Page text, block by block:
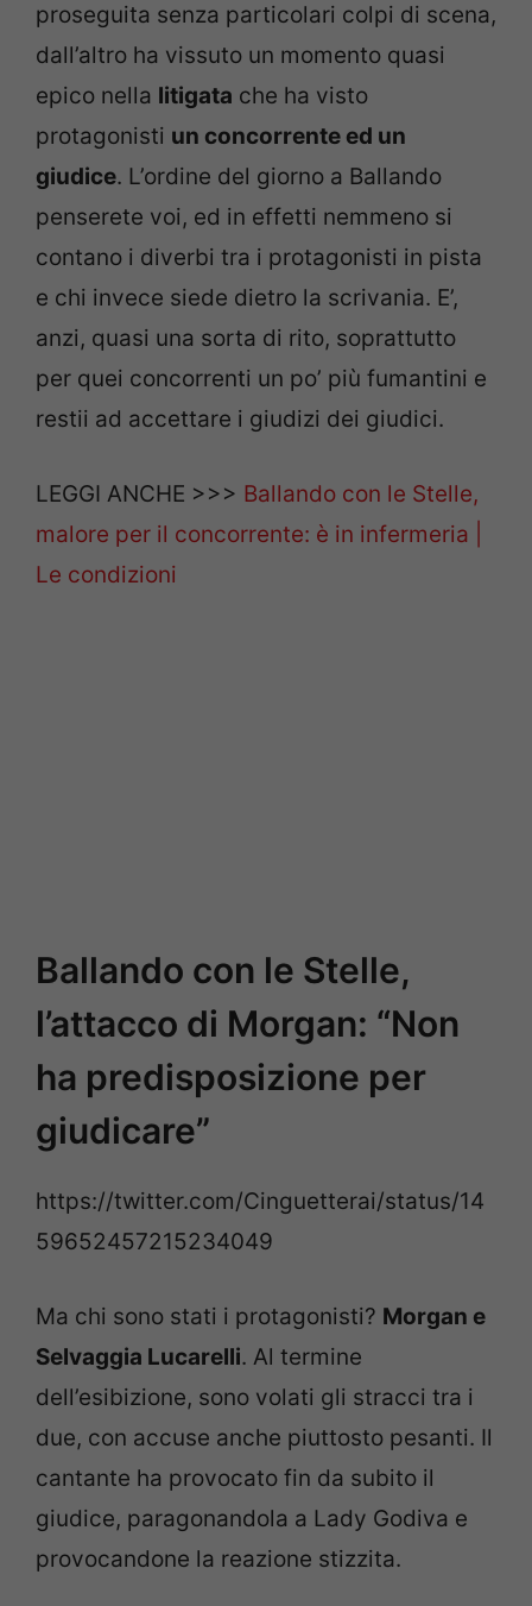
proseguita senza particolari colpi di scena,
dall’altro ha vissuto un momento quasi
epico nella litigata che ha visto
protagonisti un concorrente ed un
giudice. L’ordine del giorno a Ballando
penserete voi, ed in effetti nemmeno si
contano i diverbi tra i protagonisti in pista
e chi invece siede dietro la scrivania. E’,
anzi, quasi una sorta di rito, soprattutto
per quei concorrenti un po’ più fumantini e
restii ad accettare i giudizi dei giudici.
LEGGI ANCHE >>> Ballando con le Stelle,
malore per il concorrente: è in infermeria |
Le condizioni
Ballando con le Stelle,
l’attacco di Morgan: “Non
ha predisposizione per
giudicare”
https://twitter.com/Cinguetterai/status/14
59652457215234049
Ma chi sono stati i protagonisti? Morgan e
Selvaggia Lucarelli. Al termine
dell’esibizione, sono volati gli stracci tra i
due, con accuse anche piuttosto pesanti. Il
cantante ha provocato fin da subito il
giudice, paragonandola a Lady Godiva e
provocandone la reazione stizzita.